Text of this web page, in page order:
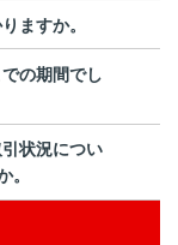
ますか。
の期間でし
状況につい
。